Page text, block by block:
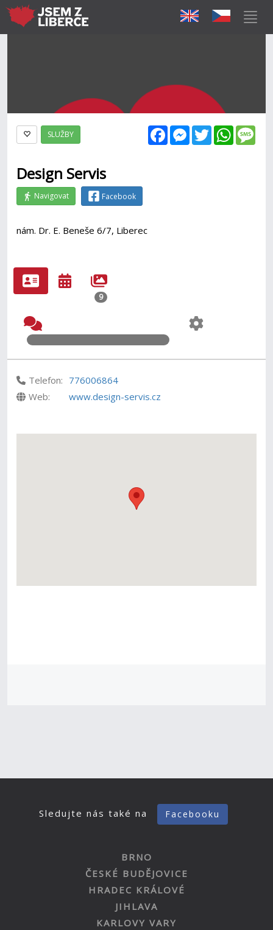
FacebookMessenger
Twitter
SLUŽBY
Design Servis
Navigovat Facebook
nám. Dr. E. Beneše 6/7, Liberec
9
Telefon: 776006864
Web:
www.design-servis.cz
Sledujte nás také na Facebooku
BRNO
ČESKÉ BUDĚJOVICE
HRADEC KRÁLOVÉ
JIHLAVA
KARLOVY VARY